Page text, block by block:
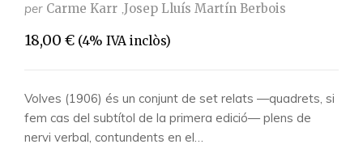
per Carme Karr Josep Lluís Martín Berbois
18,00 € (4% IVA inclòs)
Volves (1906) és un conjunt de set relats —quadrets, si
fem cas del subtítol de la primera edició— plens de
nervi verbal, contundents en el…